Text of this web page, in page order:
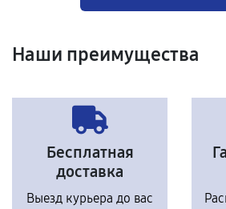
Наши преимущества
Бесплатная
доставка
Выезд курьера до вас